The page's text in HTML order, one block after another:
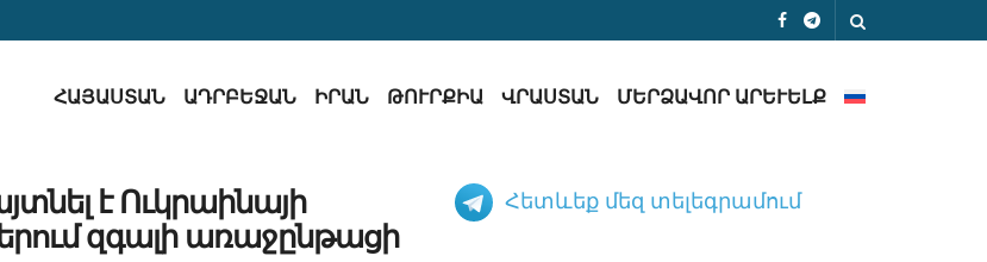
ՀԱՅԱՍՏԱՆ ԱԴՐԲԵՋԱՆ ԻՐԱՆ ԹՈՒՐՔԻԱ ՎՐԱՍՏԱՆ ՄԵՐՁԱՎՈՐ ԱՐԵՒԵԼՔ
է Ուկրաինայի
զգալի առաջընթացի
Հետևեք մեզ տելեգրամում